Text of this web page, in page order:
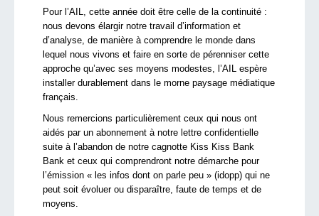
Pour l’AIL, cette année doit être celle de la continuité :
nous devons élargir notre travail d’information et
d’analyse, de manière à comprendre le monde dans
lequel nous vivons et faire en sorte de pérenniser cette
approche qu’avec ses moyens modestes, l’AIL espère
installer durablement dans le morne paysage médiatique
français.
Nous remercions particulièrement ceux qui nous ont
aidés par un abonnement à notre lettre confidentielle
suite à l’abandon de notre cagnotte Kiss Kiss Bank
Bank et ceux qui comprendront notre démarche pour
l’émission « les infos dont on parle peu » (idopp) qui ne
peut soit évoluer ou disparaître, faute de temps et de
moyens.